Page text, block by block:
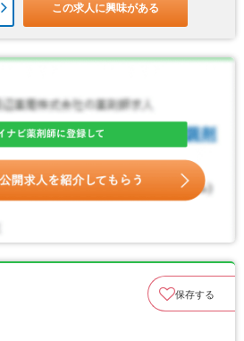
この求人に興味がある
保存する